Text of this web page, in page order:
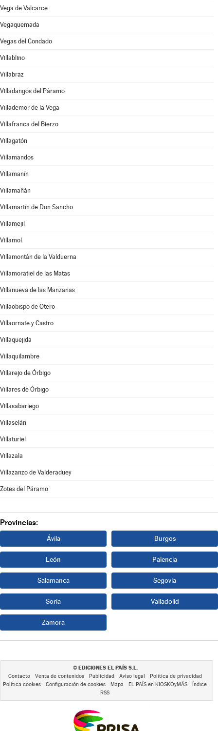
Vega de Valcarce
Vegaquemada
Vegas del Condado
Villablino
Villabraz
Villadangos del Páramo
Villademor de la Vega
Villafranca del Bierzo
Villagatón
Villamandos
Villamanín
Villamañán
Villamartín de Don Sancho
Villamejil
Villamol
Villamontán de la Valduerna
Villamoratiel de las Matas
Villanueva de las Manzanas
Villaobispo de Otero
Villaornate y Castro
Villaquejida
Villaquilambre
Villarejo de Órbigo
Villares de Órbigo
Villasabariego
Villaselán
Villaturiel
Villazala
Villazanzo de Valderaduey
Zotes del Páramo
Provincias:
Ávila Burgos
León Palencia
Salamanca Segovia
Soria Valladolid
Zamora
© EDICIONES EL PAÍS S.L.
Contacto Venta de contenidos Publicidad Aviso legal
Política de privacidad
Política cookies
Configuración de cookies Mapa EL PAÍS en KIOSKOyMÁS
Índice
RSS